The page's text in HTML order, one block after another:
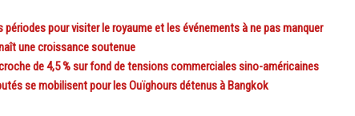
périodes pour visiter le royaume et les événements à ne pas manquer
une croissance soutenue
de 4,5 % sur fond de tensions commerciales sino-américaines
se mobilisent pour les Ouïghours détenus à Bangkok